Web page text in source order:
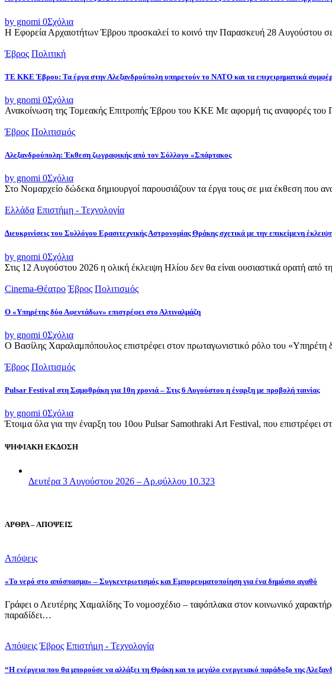
by gnomi 0Σχόλια
Η Εφορεία Αρχαιοτήτων Έβρου προσκαλεί το κοινό την Παρασκευή 28 Αυγούστου σε
Έβρος Πολιτική
ΤΕ ΚΚΕ Έβρου: Τα έργα στην Αλεξανδρούπολη υπηρετούν το ΝΑΤΟ και τα επιχειρηματικά
by gnomi 0Σχόλια
Ανακοίνωση της Τομεακής Επιτροπής Έβρου του ΚΚΕ Με αφορμή τις αναφορές
Έβρος Πολιτισμός
Αλεξανδρούπολη: Έκθεση ζωγραφικής από τον Σύλλογο «Σπάρτακος
by gnomi 0Σχόλια
Στο Νομαρχείο δώδεκα δημιουργοί παρουσιάζουν τα έργα τους σε μια έκθεση που
Ελλάδα Επιστήμη - Τεχνολογία
Διευκρινίσεις του Συλλόγου Ερασιτεχνικής Αστρονομίας Θράκης σχετικά με την επικείμενη
by gnomi 0Σχόλια
Στις 12 Αυγούστου 2026 η ολική έκλειψη Ηλίου δεν θα είναι ουσιαστικά ορατή από
Cinema-Θέατρο Έβρος Πολιτισμός
Ο «Υπηρέτης δύο Αφεντάδων» επιστρέφει στο Αλτιναλμάζη
by gnomi 0Σχόλια
Ο Βασίλης Χαραλαμπόπουλος επιστρέφει στον πρωταγωνιστικό ρόλο του «Υπηρέτη
Έβρος Πολιτισμός
Pulsar Festival στη Σαμοθράκη για 10η χρονιά – Στις 6 Αυγούστου η έναρξη με προβολή ταινίας
by gnomi 0Σχόλια
Έτοιμα όλα για την έναρξη του 10ου Pulsar Samothraki Art Festival, που επιστρέφει
ΨΗΦΙΑΚΗ ΕΚΔΟΣΗ
Δευτέρα 3 Αυγούστου 2026 – Αρ.φύλλου 10.323
ΑΡΘΡΑ – ΑΠΟΨΕΙΣ
Απόψεις
«Το νερό στο απόσπασμα» – Συγκεντρωτισμός και Εμπορευματοποίηση για ένα δημόσιο αγαθό
Γράφει ο Λευτέρης Χαμαλίδης Το νομοσχέδιο – ταφόπλακα στον κοινωνικό
παραδίδει…
Απόψεις Έβρος Επιστήμη - Τεχνολογία
“Η ενέργεια που θα μπορούσε να αλλάξει τη Θράκη και το μεγάλο ενεργειακό παράδοξο της